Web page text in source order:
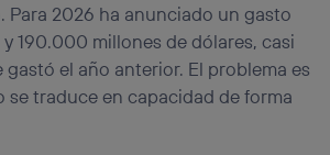
Para 2026 ha anunciado un gasto
190.000 millones de dólares, casi
el año anterior. El problema es
se traduce en capacidad de forma